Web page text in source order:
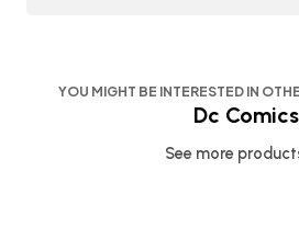
YOU MIGHT BE INTERESTED IN
Dc Comics
See more